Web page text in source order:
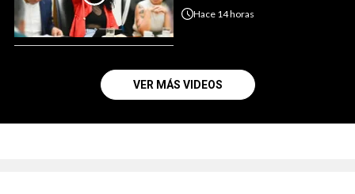
Hace 14 horas
VER MÁS VIDEOS